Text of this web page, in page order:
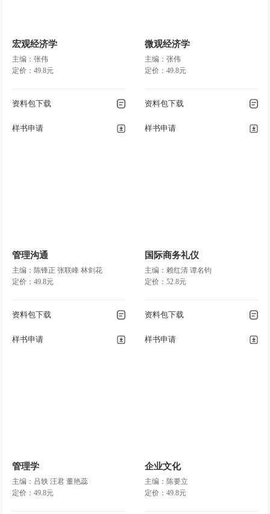
宏观经济学
主编：张伟
定价：49.8元
资料包下载
样书申请
微观经济学
主编：张伟
定价：49.8元
资料包下载
样书申请
管理沟通
主编：陈锋正 张联峰 林剑花
定价：49.8元
资料包下载
样书申请
国际商务礼仪
主编：赖红清 谭名钧
定价：52.8元
资料包下载
样书申请
管理学
主编：吕轶 汪君 董艳蕊
定价：49.8元
企业文化
主编：陈要立
定价：49.8元